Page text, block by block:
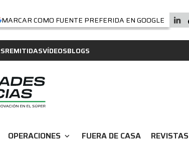
MARCAR COMO FUENTE PREFERIDA EN GOOGLE
REMITIDASVÍDEOSBLOGS
OPERACIONES expand_more FUERA DE CASA REVISTAS